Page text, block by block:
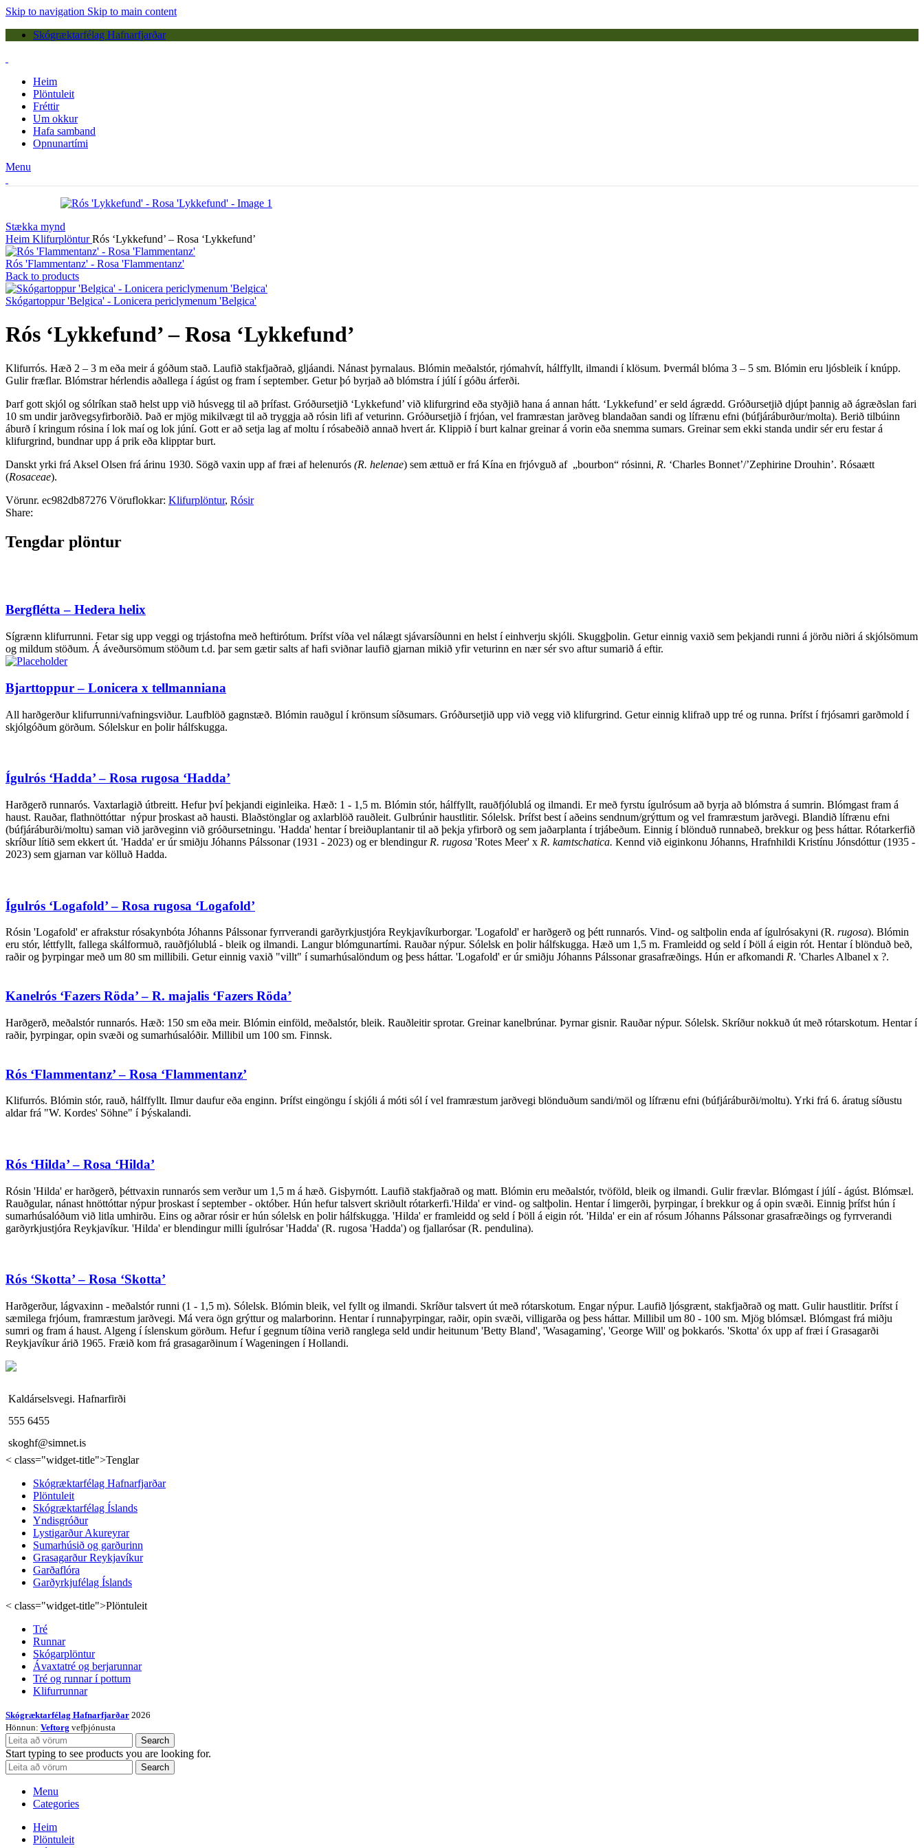
Skip to navigation Skip to main content
Skógræktarfélag Hafnarfjarðar
Heim
Plöntuleit
Fréttir
Um okkur
Hafa samband
Opnunartími
Menu
Stækka mynd
Heim KlifurplönturRós ‘Lykkefund’ – Rosa ‘Lykkefund’
Rós 'Flammentanz' - Rosa 'Flammentanz'
Back to products
Skógartoppur 'Belgica' - Lonicera periclymenum 'Belgica'
Rós ‘Lykkefund’ – Rosa ‘Lykkefund’
Klifurrós. Hæð 2 – 3 m eða meir á góðum stað. Laufið stakfjaðrað, gljáandi. Nánast þyrnalaus. Blómin meðalstór, rjómahvít, hálffyllt, ilmandi í klösum. Þvermál blóma 3 – 5 sm. Blómin eru ljósbleik í knúpp.
Gulir fræflar. Blómstrar hérlendis aðallega í ágúst og fram í september. Getur þó byrjað að blómstra í júlí í góðu árferði.
Þarf gott skjól og sólríkan stað helst upp við húsvegg til að þrífast. Gróðursetjið ‘Lykkefund’ við klifurgrind eða styðjið hana á annan hátt. ‘Lykkefund’ er seld ágrædd. Gróðursetjið djúpt þannig að ágræðslan fari
10 sm undir jarðvegsyfirborðið. Það er mjög mikilvægt til að tryggja að rósin lifi af veturinn. Gróðursetjið í frjóan, vel framræstan jarðveg blandaðan sandi og lífrænu efni (búfjáráburður/molta). Berið tilbúinn
áburð í kringum rósina í lok maí og lok júní. Gott er að setja lag af moltu í rósabeðið annað hvert ár. Klippið í burt kalnar greinar á vorin eða snemma sumars. Greinar sem ekki standa undir sér eru festar á
klifurgrind, bundnar upp á prik eða klipptar burt.
Danskt yrki frá Aksel Olsen frá árinu 1930. Sögð vaxin upp af fræi af helenurós (R. helenae) sem ættuð er frá Kína en frjóvguð af „bourbon“ rósinni, R. ‘Charles Bonnet’/’Zephirine Drouhin’. Rósaætt
(Rosaceae).
Vörunr. ec982db87276 Vöruflokkar: Klifurplöntur, Rósir
Share:
Tengdar plöntur
Bergflétta – Hedera helix
Sígrænn klifurrunni. Fetar sig upp veggi og trjástofna með heftirótum. Þrífst víða vel nálægt sjávarsíðunni en helst í einhverju skjóli. Skuggþolin. Getur einnig vaxið sem þekjandi runni á jörðu niðri á skjólsömum
og mildum stöðum. Á áveðursömum stöðum t.d. þar sem gætir salts af hafi sviðnar laufið gjarnan mikið yfir veturinn en nær sér svo aftur sumarið á eftir.
Bjarttoppur – Lonicera x tellmanniana
All harðgerður klifurrunni/vafningsviður. Laufblöð gagnstæð. Blómin rauðgul í krönsum síðsumars. Gróðursetjið upp við vegg við klifurgrind. Getur einnig klifrað upp tré og runna. Þrífst í frjósamri garðmold í
skjólgóðum görðum. Sólelskur en þolir hálfskugga.
Ígulrós ‘Hadda’ – Rosa rugosa ‘Hadda’
Harðgerð runnarós. Vaxtarlagið útbreitt. Hefur því þekjandi eiginleika. Hæð: 1 - 1,5 m. Blómin stór, hálffyllt, rauðfjólublá og ilmandi. Er með fyrstu ígulrósum að byrja að blómstra á sumrin. Blómgast fram á
haust. Rauðar, flathnöttóttar nýpur þroskast að hausti. Blaðstönglar og axlarblöð rauðleit. Gulbrúnir haustlitir. Sólelsk. Þrífst best í aðeins sendnum/grýttum og vel framræstum jarðvegi. Blandið lífrænu efni
(búfjáráburði/moltu) saman við jarðveginn við gróðursetningu. 'Hadda' hentar í breiðuplantanir til að þekja yfirborð og sem jaðarplanta í trjábeðum. Einnig í blönduð runnabeð, brekkur og þess háttar. Rótarkerfið
skríður lítið sem ekkert út. 'Hadda' er úr smiðju Jóhanns Pálssonar (1931 - 2023) og er blendingur R. rugosa 'Rotes Meer' x R. kamtschatica. Kennd við eiginkonu Jóhanns, Hrafnhildi Kristínu Jónsdóttur (1935 -
2023) sem gjarnan var kölluð Hadda.
Ígulrós ‘Logafold’ – Rosa rugosa ‘Logafold’
Rósin 'Logafold' er afrakstur rósakynbóta Jóhanns Pálssonar fyrrverandi garðyrkjustjóra Reykjavíkurborgar. 'Logafold' er harðgerð og þétt runnarós. Vind- og saltþolin enda af ígulrósakyni (R. rugosa). Blómin
eru stór, léttfyllt, fallega skálformuð, rauðfjólublá - bleik og ilmandi. Langur blómgunartími. Rauðar nýpur. Sólelsk en þolir hálfskugga. Hæð um 1,5 m. Framleidd og seld í Þöll á eigin rót. Hentar í blönduð beð,
raðir og þyrpingar með um 80 sm millibili. Getur einnig vaxið "villt" í sumarhúsalöndum og þess háttar. 'Logafold' er úr smiðju Jóhanns Pálssonar grasafræðings. Hún er afkomandi R. 'Charles Albanel x ?.
Kanelrós ‘Fazers Röda’ – R. majalis ‘Fazers Röda’
Harðgerð, meðalstór runnarós. Hæð: 150 sm eða meir. Blómin einföld, meðalstór, bleik. Rauðleitir sprotar. Greinar kanelbrúnar. Þyrnar gisnir. Rauðar nýpur. Sólelsk. Skríður nokkuð út með rótarskotum. Hentar í
raðir, þyrpingar, opin svæði og sumarhúsalóðir. Millibil um 100 sm. Finnsk.
Rós ‘Flammentanz’ – Rosa ‘Flammentanz’
Klifurrós. Blómin stór, rauð, hálffyllt. Ilmur daufur eða enginn. Þrífst eingöngu í skjóli á móti sól í vel framræstum jarðvegi blönduðum sandi/möl og lífrænu efni (búfjáráburði/moltu). Yrki frá 6. áratug síðustu
aldar frá "W. Kordes' Söhne" í Þýskalandi.
Rós ‘Hilda’ – Rosa ‘Hilda’
Rósin 'Hilda' er harðgerð, þéttvaxin runnarós sem verður um 1,5 m á hæð. Gisþyrnótt. Laufið stakfjaðrað og matt. Blómin eru meðalstór, tvöföld, bleik og ilmandi. Gulir frævlar. Blómgast í júlí - ágúst. Blómsæl.
Rauðgular, nánast hnöttóttar nýpur þroskast í september - október. Hún hefur talsvert skriðult rótarkerfi.'Hilda' er vind- og saltþolin. Hentar í limgerði, þyrpingar, í brekkur og á opin svæði. Einnig þrífst hún í
sumarhúsalóðum við litla umhirðu. Eins og aðrar rósir er hún sólelsk en þolir hálfskugga. 'Hilda' er framleidd og seld í Þöll á eigin rót. 'Hilda' er ein af rósum Jóhanns Pálssonar grasafræðings og fyrrverandi
garðyrkjustjóra Reykjavíkur. 'Hilda' er blendingur milli ígulrósar 'Hadda' (R. rugosa 'Hadda') og fjallarósar (R. pendulina).
Rós ‘Skotta’ – Rosa ‘Skotta’
Harðgerður, lágvaxinn - meðalstór runni (1 - 1,5 m). Sólelsk. Blómin bleik, vel fyllt og ilmandi. Skríður talsvert út með rótarskotum. Engar nýpur. Laufið ljósgrænt, stakfjaðrað og matt. Gulir haustlitir. Þrífst í
sæmilega frjóum, framræstum jarðvegi. Má vera ögn grýttur og malarborinn. Hentar í runnaþyrpingar, raðir, opin svæði, villigarða og þess háttar. Millibil um 80 - 100 sm. Mjög blómsæl. Blómgast frá miðju
sumri og fram á haust. Algeng í íslenskum görðum. Hefur í gegnum tíðina verið ranglega seld undir heitunum 'Betty Bland', 'Wasagaming', 'George Will' og þokkarós. 'Skotta' óx upp af fræi í Grasagarði
Reykjavíkur árið 1965. Fræið kom frá grasagarðinum í Wageningen í Hollandi.
Kaldárselsvegi. Hafnarfirði
555 6455
skoghf@simnet.is
< class="widget-title">Tenglar
Skógræktarfélag Hafnarfjarðar
Plöntuleit
Skógræktarfélag Íslands
Yndisgróður
Lystigarður Akureyrar
Sumarhúsið og garðurinn
Grasagarður Reykjavíkur
Garðaflóra
Garðyrkjufélag Íslands
< class="widget-title">Plöntuleit
Tré
Runnar
Skógarplöntur
Ávaxtatré og berjarunnar
Tré og runnar í pottum
Klifurrunnar
Skógræktarfélag Hafnarfjarðar 2026
Hönnun: Veftorg vefþjónusta
Search
Start typing to see products you are looking for.
Search
Menu
Categories
Heim
Plöntuleit